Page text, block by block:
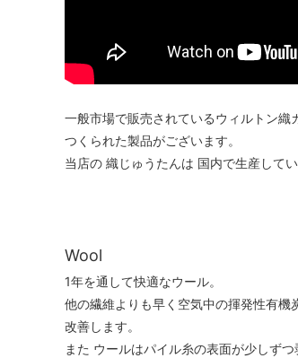
一般市場で販売されているウィルトン
つくられた製品がございます。
当店の 織じゅうたんは 国内で生産して
Wool
1年を通して快適なウール。
他の繊維よりも早く空気中の揮発性有
改善します。
また ウールはパイル糸の表面が少しず